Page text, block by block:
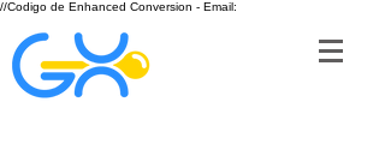
//Codigo de Enhanced Conversion - Email: